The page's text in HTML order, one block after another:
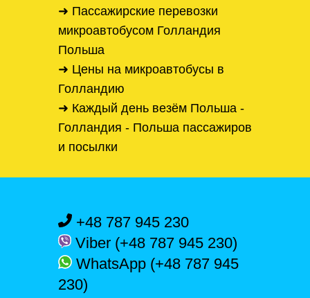
➜ Пассажирские перевозки
микроавтобусом Голландия
Польша
➜ Цены на микроавтобусы в
Голландию
➜ Каждый день везём Польша -
Голландия - Польша пассажиров
и посылки
+48 787 945 230
Viber (+48 787 945 230)
WhatsApp (+48 787 945
230)